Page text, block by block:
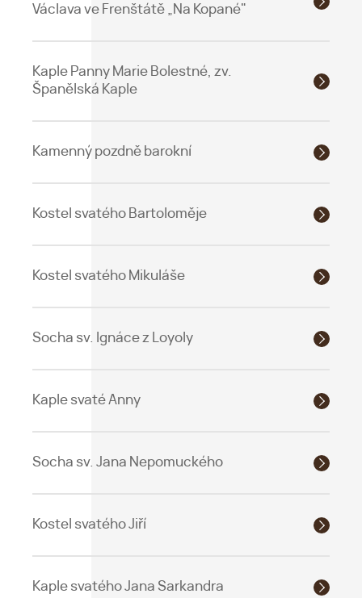
Václava ve Frenštátě „Na Kopané"
Kaple Panny Marie Bolestné, zv.
Španělská Kaple
Kamenný pozdně barokní
Kostel svatého Bartoloměje
Kostel svatého Mikuláše
Socha sv. Ignáce z Loyoly
Kaple svaté Anny
Socha sv. Jana Nepomuckého
Kostel svatého Jiří
Kaple svatého Jana Sarkandra